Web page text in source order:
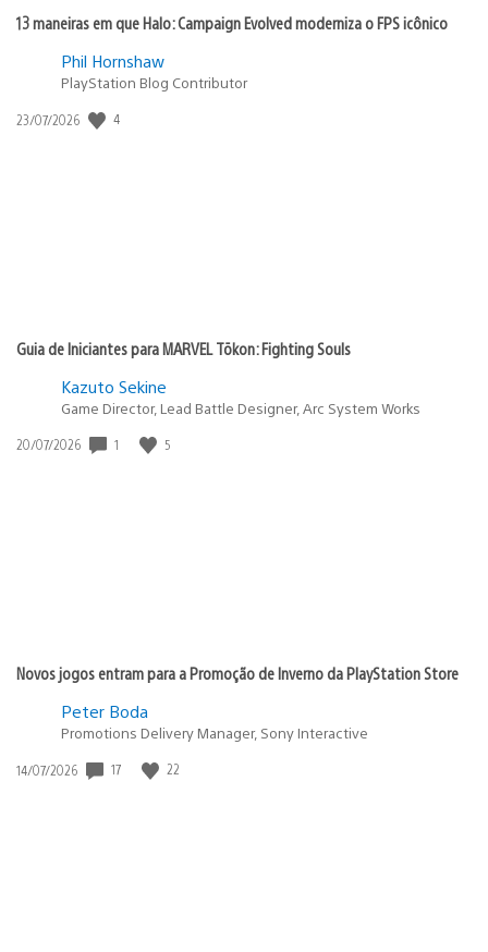
13 maneiras em que Halo: Campaign Evolved moderniza o FPS icônico
Phil Hornshaw
PlayStation Blog Contributor
Data
23/07/2026 4
Guia de Iniciantes para MARVEL Tōkon: Fighting Souls
Kazuto Sekine
Game Director, Lead Battle Designer, Arc System Works
Data
20/07/2026 1 5
Novos jogos entram para a Promoção de Inverno da PlayStation Store
Peter Boda
Promotions Delivery Manager, Sony Interactive
Data
14/07/2026 17 22